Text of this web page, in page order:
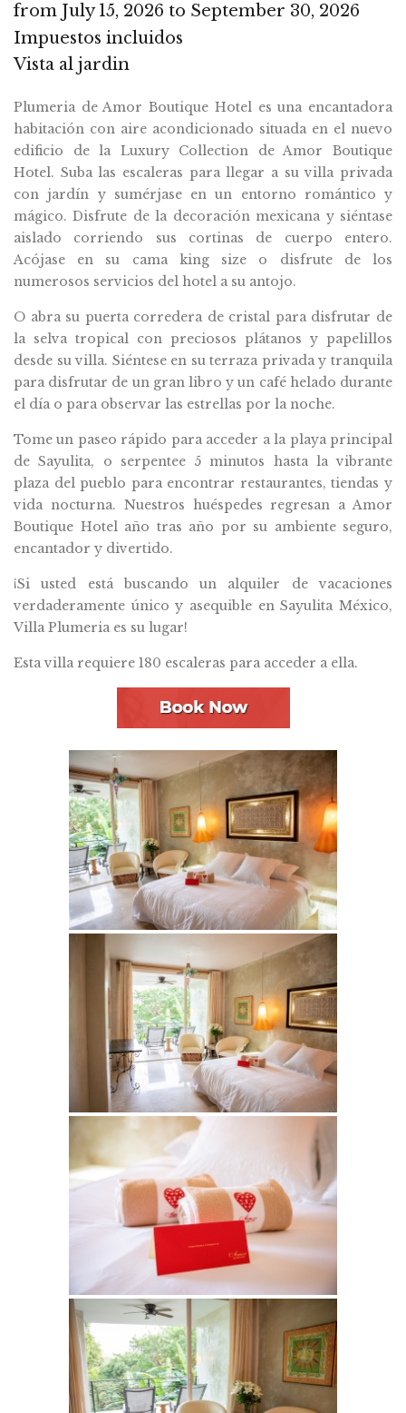
from July 15, 2026 to September 30, 2026
Impuestos incluidos
Vista al jardin
Plumeria de Amor Boutique Hotel es una encantadora
habitación con aire acondicionado situada en el nuevo
edificio de la Luxury Collection de Amor Boutique
Hotel. Suba las escaleras para llegar a su villa privada
con jardín y sumérjase en un entorno romántico y
mágico. Disfrute de la decoración mexicana y siéntase
aislado corriendo sus cortinas de cuerpo entero.
Acójase en su cama king size o disfrute de los
numerosos servicios del hotel a su antojo.
O abra su puerta corredera de cristal para disfrutar de
la selva tropical con preciosos plátanos y papelillos
desde su villa. Siéntese en su terraza privada y tranquila
para disfrutar de un gran libro y un café helado durante
el día o para observar las estrellas por la noche.
Tome un paseo rápido para acceder a la playa principal
de Sayulita, o serpentee 5 minutos hasta la vibrante
plaza del pueblo para encontrar restaurantes, tiendas y
vida nocturna. Nuestros huéspedes regresan a Amor
Boutique Hotel año tras año por su ambiente seguro,
encantador y divertido.
¡Si usted está buscando un alquiler de vacaciones
verdaderamente único y asequible en Sayulita México,
Villa Plumeria es su lugar!
Esta villa requiere 180 escaleras para acceder a ella.